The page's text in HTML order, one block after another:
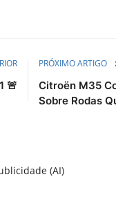
🚨
PRÓXIMO ARTIGO
Citroën M35
Sobre Rodas
(AI)